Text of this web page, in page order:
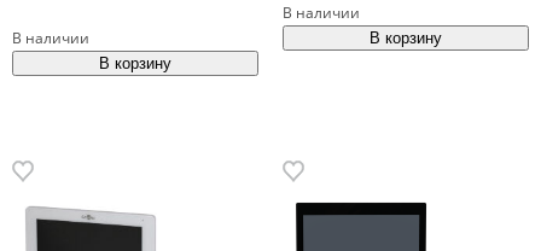
В наличии
В наличии